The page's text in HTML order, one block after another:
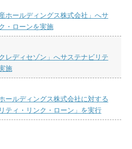
ホールディングス株式会社」へサ
・ローンを実施
レディセゾン」へサステナビリテ
施
ールディングス株式会社に対する
ティ・リンク・ローン」を実行